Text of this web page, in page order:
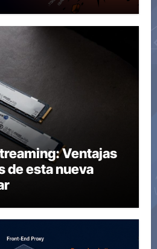
Ventajas
de esta nueva